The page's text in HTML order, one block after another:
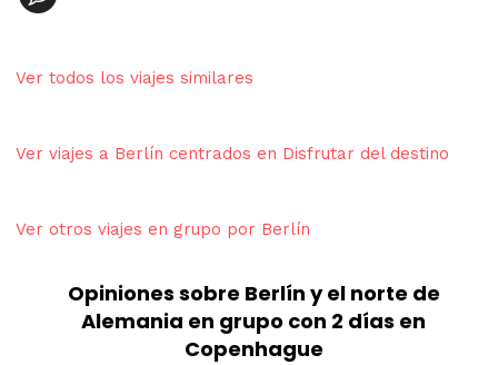
Ver todos los viajes similares
Ver viajes a Berlín centrados en Disfrutar del destino
Ver otros viajes en grupo por Berlín
Opiniones sobre Berlín y el norte de
Alemania en grupo con 2 días en
Copenhague